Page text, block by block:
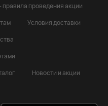
правила проведения акции
Условия доставки
Новости и акции